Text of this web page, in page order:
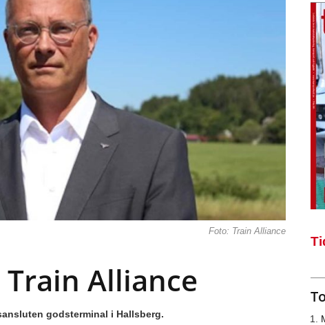
Foto: Train Alliance
Alliance
godsterminal i Hallsberg.